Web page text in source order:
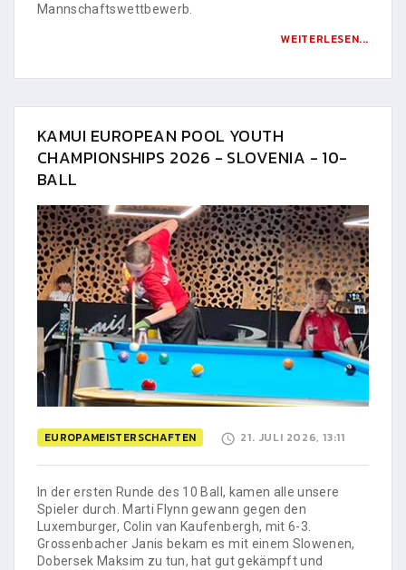
Mannschaftswettbewerb.
WEITERLESEN...
KAMUI EUROPEAN POOL YOUTH
CHAMPIONSHIPS 2026 - SLOVENIA - 10-
BALL
EUROPAMEISTERSCHAFTEN 21. JULI 2026, 13:11
In der ersten Runde des 10 Ball, kamen alle unsere
Spieler durch. Marti Flynn gewann gegen den
Luxemburger, Colin van Kaufenbergh, mit 6-3.
Grossenbacher Janis bekam es mit einem Slowenen,
Dobersek Maksim zu tun, hat gut gekämpft und